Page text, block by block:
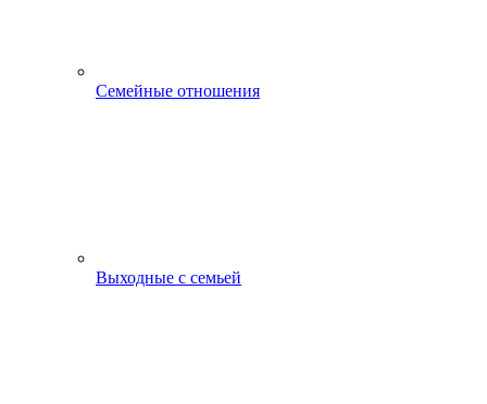
Семейные отношения
Выходные с семьей